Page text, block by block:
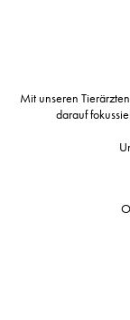
Mit unseren
darauf